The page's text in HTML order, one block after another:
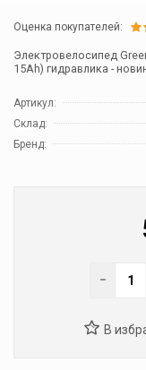
Оценка покупателей:
Электровелосипед
15Ah) гидравлика -
Артикул:
Склад:
Бренд:
−